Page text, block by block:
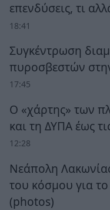
επενδύσεις, τι
18:41
Συγκέντρωση
πυροσβεστών
17:45
Ο «χάρτης» των
και τη ΔΥΠΑ έως
12:28
Νεάπολη
του κόσμου για
(photos)